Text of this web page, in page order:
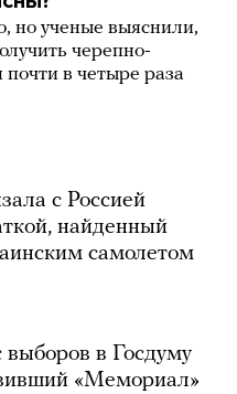
но ученые выяснили,
черепно-
в четыре раза
с Россией
найденный
самолетом
выборов в Госдуму
«Мемориал»